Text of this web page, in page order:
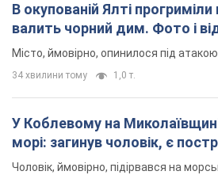
В окупованій Ялті
валить чорний дим. Фото і
Місто, ймовірно, опинилося під
34 хвилини тому 1,0 т.
У Коблевому на
морі: загинув чоловік, є
Чоловік, ймовірно, підірвався на